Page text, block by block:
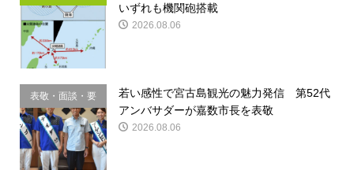
いずれも機関砲搭載
2026.08.06
表敬・面談・要
請
若い感性で宮古島観光の魅力発信 第52代
アンバサダーが嘉数市長を表敬
2026.08.06